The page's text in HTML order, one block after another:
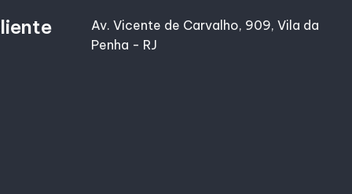
Av. Vicente de Carvalho, 909, Vila da
Penha - RJ